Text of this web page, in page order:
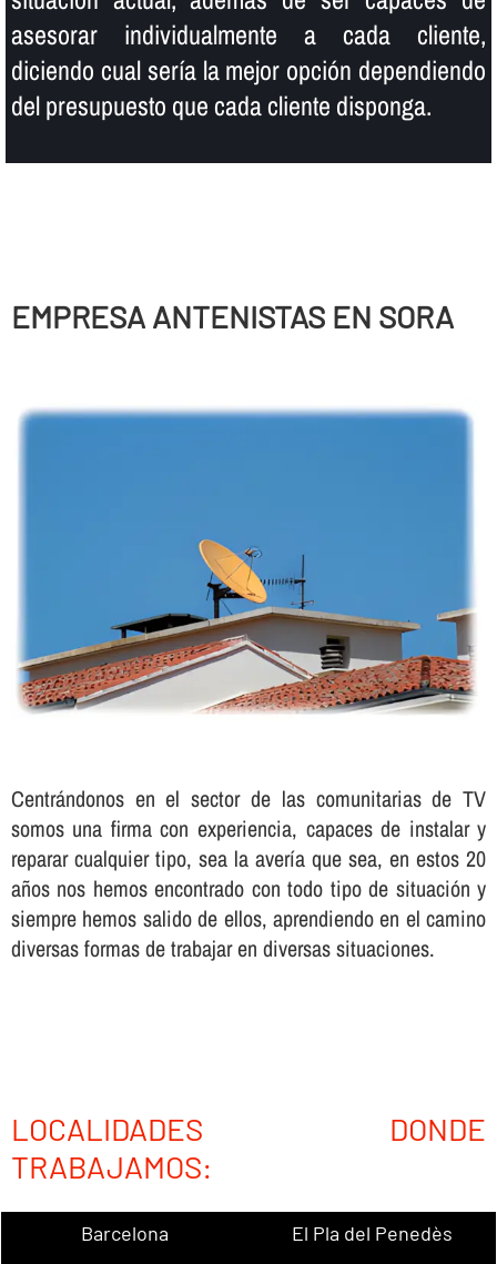
asesorar individualmente a cada cliente,
diciendo cual serí­a la mejor opción dependiendo
del presupuesto que cada cliente disponga.
EMPRESA ANTENISTAS EN SORA
Centrándonos en el sector de las comunitarias de TV
somos una firma con experiencia, capaces de instalar y
reparar cualquier tipo, sea la averí­a que sea, en estos 20
años nos hemos encontrado con todo tipo de situación y
siempre hemos salido de ellos, aprendiendo en el camino
diversas formas de trabajar en diversas situaciones.
LOCALIDADES DONDE
TRABAJAMOS:
Barcelona
El Pla del Penedès